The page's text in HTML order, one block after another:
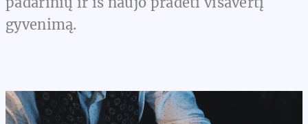
gyvenimą.